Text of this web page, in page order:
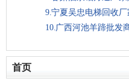
宁夏吴忠电梯回收
广西河池羊蹄批发
首页